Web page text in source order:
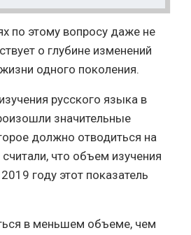
по этому вопросу даже не
о глубине изменений
одного поколения.
русского языка в
значительные
должно отводиться на
что объем изучения
году этот показатель
в меньшем объеме, чем